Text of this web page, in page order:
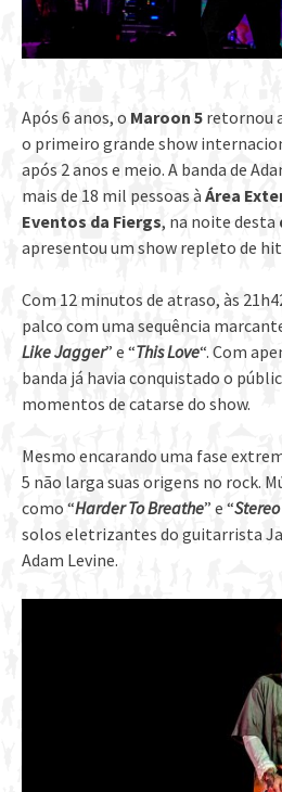
Após 6 anos, o Maroon 5 retornou
o primeiro grande show
após 2 anos e meio. A banda de
mais de 18 mil pessoas à Área
Eventos da Fiergs, na noite desta
apresentou um show repleto de
Com 12 minutos de atraso, às
palco com uma sequência
Like Jagger” e “This Love“. Com
banda já havia conquistado o
momentos de catarse do show.
Mesmo encarando uma fase
5 não larga suas origens no rock.
como “Harder To Breathe” e “
solos eletrizantes do guitarrista
Adam Levine.